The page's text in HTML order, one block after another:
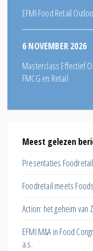
EFMI Food Retail
6 NOVEMBER 2026
Masterclass Effectief
FMCG en Retail
Meest gelezen
Presentaties
Foodretail meets
Action: het geheim van
EFMI M&A in Food
a.s.